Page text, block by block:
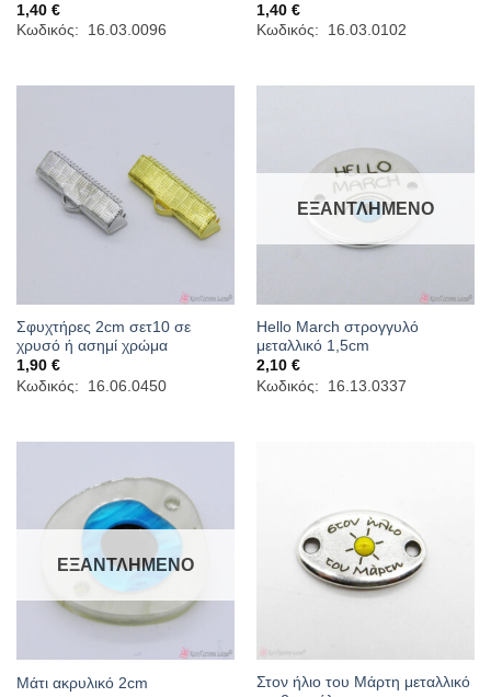
1,40 €
Κωδικός: 16.03.0096
1,40 €
Κωδικός: 16.03.0102
Σφυχτήρες 2cm σετ10 σε
χρυσό ή ασημί χρώμα
1,90 €
Κωδικός: 16.06.0450
ΕΞΑΝΤΛΗΜΈΝΟ
Hello March στρογγυλό
μεταλλικό 1,5cm
2,10 €
Κωδικός: 16.13.0337
ΕΞΑΝΤΛΗΜΈΝΟ
Μάτι ακρυλικό 2cm
Στον ήλιο του Μάρτη μεταλλικό